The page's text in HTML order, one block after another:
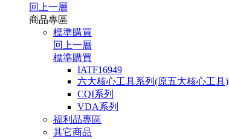
回上一層
商品專區
標準購買
回上一層
標準購買
IATF16949
六大核心工具系列(原五大核心工具)
CQI系列
VDA系列
福利品專區
其它商品